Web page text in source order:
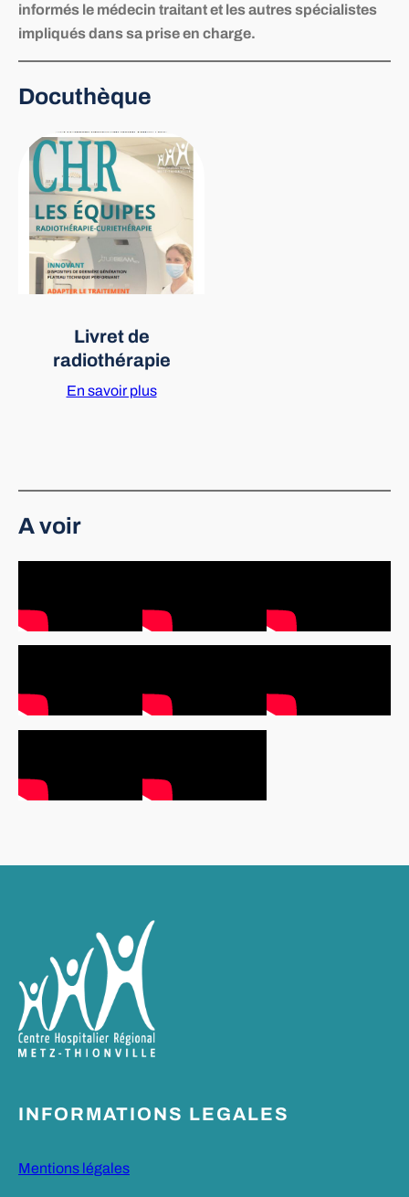
informés le médecin traitant et les autres spécialistes
impliqués dans sa prise en charge.
Docuthèque
Livret de
radiothérapie
En savoir plus
A voir
INFORMATIONS LEGALES
Mentions légales